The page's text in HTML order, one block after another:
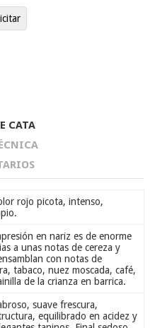
CATA
rojo picota, intenso,
en nariz es de enorme
a unas notas de cereza y
con notas de
tabaco, nuez moscada, café,
de la crianza en barrica.
suave frescura,
equilibrado en acidez y